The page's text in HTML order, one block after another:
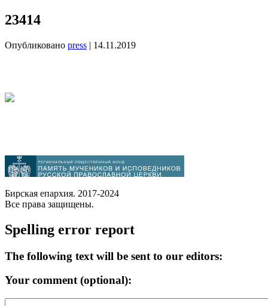
23414
Опубликовано press | 14.11.2019
Бирская епархия. 2017-2024
Все права защищены.
Spelling error report
The following text will be sent to our editors:
Your comment (optional):